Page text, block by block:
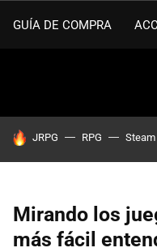
GUÍA DE COMPRA
HOY SE HABLA DE
JRPG RPG Steam
Mirando los
más fácil